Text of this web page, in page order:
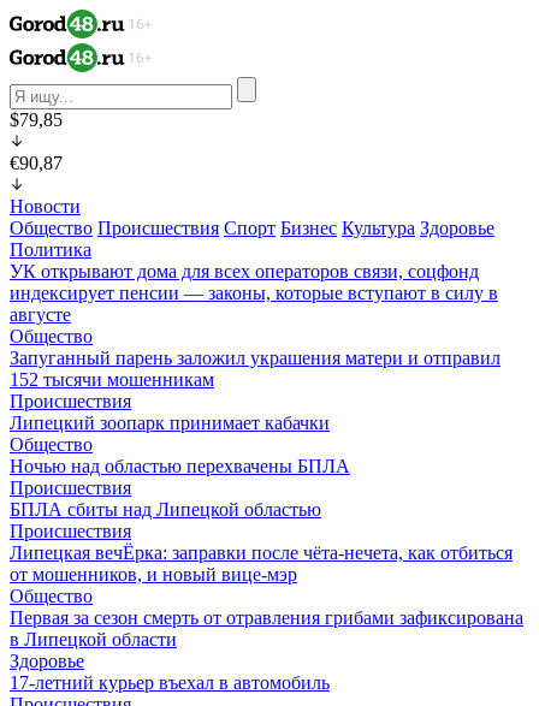
$79,85
€90,87
Новости
Общество Происшествия Спорт Бизнес Культура Здоровье
Политика
УК открывают дома для всех операторов связи, соцфонд
индексирует пенсии — законы, которые вступают в силу в
августе
Общество
Запуганный парень заложил украшения матери и отправил
152 тысячи мошенникам
Происшествия
Липецкий зоопарк принимает кабачки
Общество
Ночью над областью перехвачены БПЛА
Происшествия
БПЛА сбиты над Липецкой областью
Происшествия
Липецкая вечЁрка: заправки после чёта-нечета, как отбиться
от мошенников, и новый вице-мэр
Общество
Первая за сезон смерть от отравления грибами зафиксирована
в Липецкой области
Здоровье
17-летний курьер въехал в автомобиль